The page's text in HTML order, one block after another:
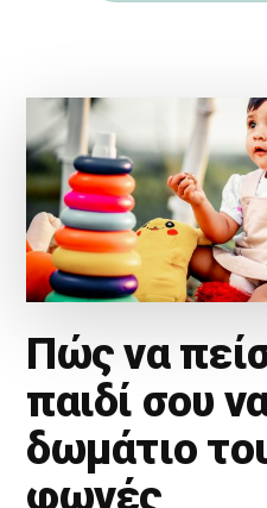
Πώς να
παιδί σου
δωμάτιο
φωνές